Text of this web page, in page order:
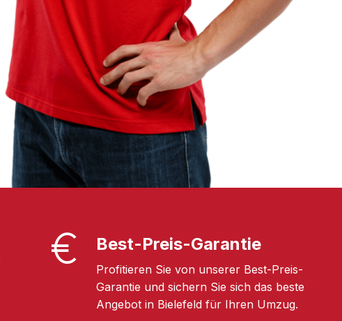
Best-Preis-Garantie
Profitieren Sie von unserer Best-Preis-
Garantie und sichern Sie sich das beste
Angebot in Bielefeld für Ihren Umzug.